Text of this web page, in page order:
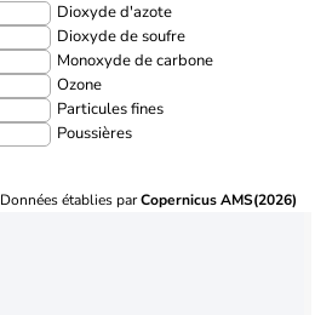
Dioxyde d'azote
Dioxyde de soufre
Monoxyde de carbone
Ozone
Particules fines
Poussières
Données établies parCopernicus AMS(2026)